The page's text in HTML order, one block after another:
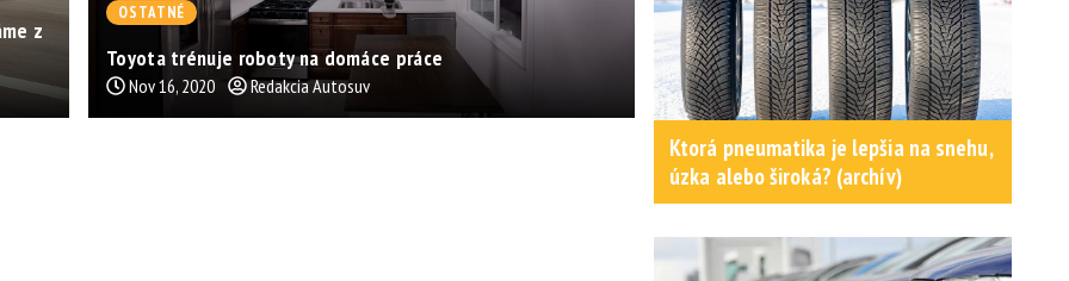
z
OSTATNÉ
Toyota trénuje roboty na domáce práce
Nov 16, 2020 Redakcia Autosuv
Ktorá pneumatika je lepšia na snehu,
úzka alebo široká? (archív)